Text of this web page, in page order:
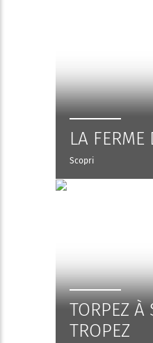
LA FERME
Scopri
TORPEZ À
TROPEZ